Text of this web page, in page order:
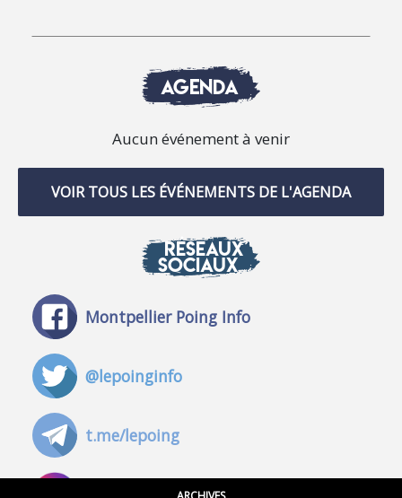
AGENDA
Aucun événement à venir
VOIR TOUS LES ÉVÉNEMENTS DE L'AGENDA
RÉSEAUX
SOCIAUX
Montpellier Poing Info
@lepoinginfo
t.me/lepoing